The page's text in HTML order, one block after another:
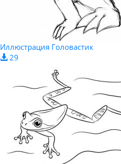
Иллюстрация Головастик
29